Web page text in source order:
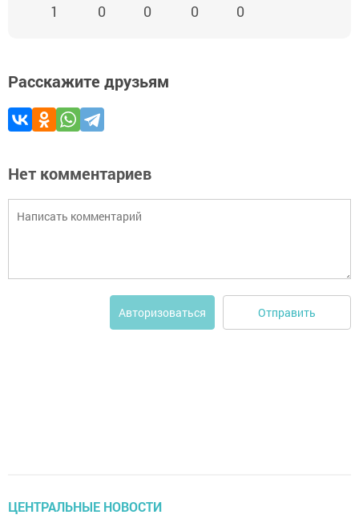
1 0 0 0 0
Расскажите друзьям
Нет комментариев
Авторизоваться Отправить
ЦЕНТРАЛЬНЫЕ НОВОСТИ